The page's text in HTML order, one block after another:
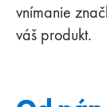
vnímanie
váš produkt.